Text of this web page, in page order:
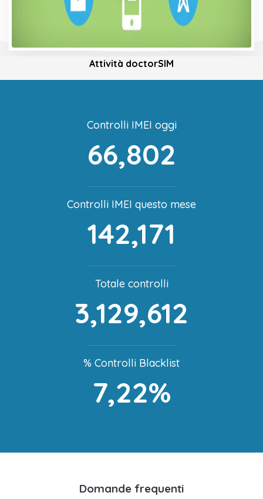
Attività doctorSIM
Controlli IMEI oggi
66,802
Controlli IMEI questo mese
142,171
Totale controlli
3,129,612
% Controlli Blacklist
7,22%
Domande frequenti